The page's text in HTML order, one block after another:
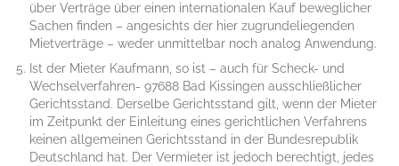
über Verträge über einen internationalen Kauf beweglicher
Sachen finden – angesichts der hier zugrundeliegenden
Mietverträge – weder unmittelbar noch analog Anwendung.
Ist der Mieter Kaufmann, so ist – auch für Scheck- und
Wechselverfahren- 97688 Bad Kissingen ausschließlicher
Gerichtsstand. Derselbe Gerichtsstand gilt, wenn der Mieter
im Zeitpunkt der Einleitung eines gerichtlichen Verfahrens
keinen allgemeinen Gerichtsstand in der Bundesrepublik
Deutschland hat. Der Vermieter ist jedoch berechtigt, jedes